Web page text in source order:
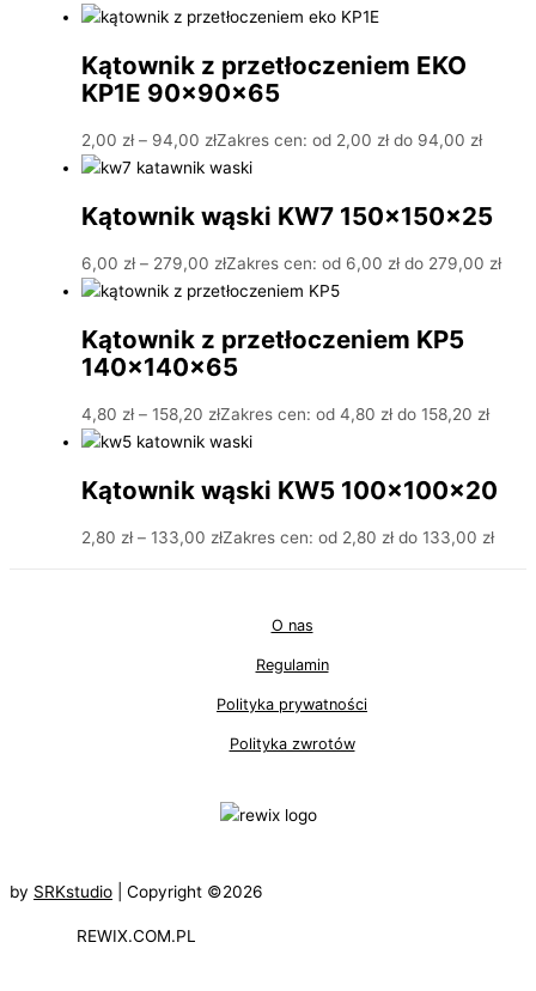
Kątownik z przetłoczeniem EKO
KP1E 90x90x65
2,00 zł – 94,00 złZakres cen: od 2,00 zł do 94,00 zł
Kątownik wąski KW7 150x150x25
6,00 zł – 279,00 złZakres cen: od 6,00 zł do 279,00 zł
Kątownik z przetłoczeniem KP5
140x140x65
4,80 zł – 158,20 złZakres cen: od 4,80 zł do 158,20 zł
Kątownik wąski KW5 100x100x20
2,80 zł – 133,00 złZakres cen: od 2,80 zł do 133,00 zł
O nas
Regulamin
Polityka prywatności
Polityka zwrotów
by SRKstudio | Copyright ©2026
REWIX.COM.PL